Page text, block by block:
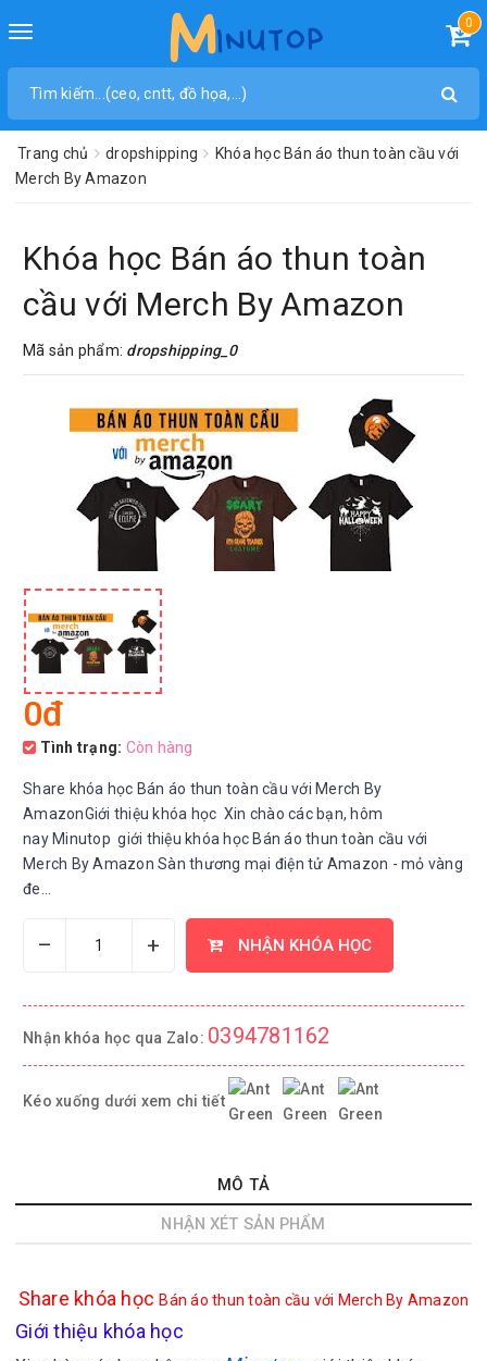
Toggle
0
Trang chủ dropshipping
Khóa học Bán áo thun toàn cầu với
Merch By Amazon
Khóa học Bán áo thun toàn
cầu với Merch By Amazon
Mã sản phẩm: dropshipping_0
0đ
Tình trạng: Còn hàng
Share khóa học Bán áo thun toàn cầu với Merch By
AmazonGiới thiệu khóa học Xin chào các bạn, hôm
nay Minutop giới thiệu khóa học Bán áo thun toàn cầu với
Merch By Amazon Sàn thương mại điện tử Amazon - mỏ vàng
đe...
– + NHẬN KHÓA HỌC
Nhận khóa học qua Zalo: 0394781162
Kéo xuống dưới xem chi tiết
MÔ TẢ
NHẬN XÉT SẢN PHẨM
Share khóa họcBán áo thun toàn cầu với Merch By Amazon
Giới thiệu khóa học